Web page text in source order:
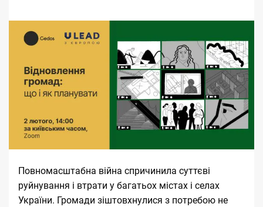
Повномасштабна війна спричинила суттєві
руйнування і втрати у багатьох містах і селах
України. Громади зіштовхнулися з потребою не